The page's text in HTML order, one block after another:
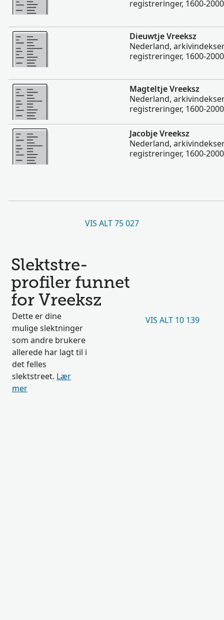
registreringer, 1600-2000
Flere
Dieuwtje Vreeksz
Nederland,
registreringer, 1600-2000
Flere
Magteltje Vreeksz
Nederland,
registreringer, 1600-2000
Flere
Jacobje Vreeksz
Nederland,
registreringer, 1600-2000
VIS ALT 75 027
Slektstre-
profiler funnet
for Vreeksz
Dette er dine
mulige slektninger
som andre brukere
allerede har lagt til i
det felles
slektstreet. Lær
mer
VIS ALT 10 139